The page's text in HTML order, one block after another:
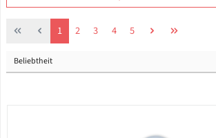
Seite
1 Seite
2 Seite
3 Seite
4 Seite
5